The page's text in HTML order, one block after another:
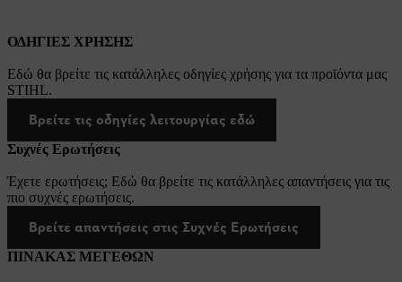
ΟΔΗΓΙΕΣ ΧΡΗΣΗΣ
Εδώ θα βρείτε τις κατάλληλες οδηγίες χρήσης για τα προϊόντα μας
STIHL.
Βρείτε τις οδηγίες λειτουργίας εδώ
Συχνές Ερωτήσεις
Έχετε ερωτήσεις; Εδώ θα βρείτε τις κατάλληλες απαντήσεις για τις
πιο συχνές ερωτήσεις.
Βρείτε απαντήσεις στις Συχνές Ερωτήσεις
ΠΙΝΑΚΑΣ ΜΕΓΕΘΩΝ